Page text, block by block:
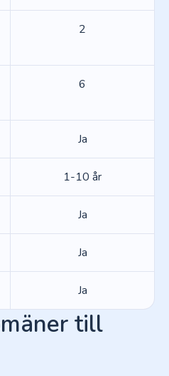
2
6
Ja
1-10 år
Ja
Ja
Ja
till